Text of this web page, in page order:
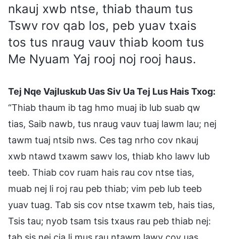
nkauj xwb ntse, thiab thaum tus
Tswv rov qab los, peb yuav txais
tos tus nraug vauv thiab koom tus
Me Nyuam Yaj rooj noj rooj haus.
Tej Nqe Vajluskub Uas Siv Ua Tej Lus Hais Txog:
“Thiab thaum ib tag hmo muaj ib lub suab qw
tias, Saib nawb, tus nraug vauv tuaj lawm lau; nej
tawm tuaj ntsib nws. Ces tag nrho cov nkauj
xwb ntawd txawm sawv los, thiab kho lawv lub
teeb. Thiab cov ruam hais rau cov ntse tias,
muab nej li roj rau peb thiab; vim peb lub teeb
yuav tuag. Tab sis cov ntse txawm teb, hais tias,
Tsis tau; nyob tsam tsis txaus rau peb thiab nej: